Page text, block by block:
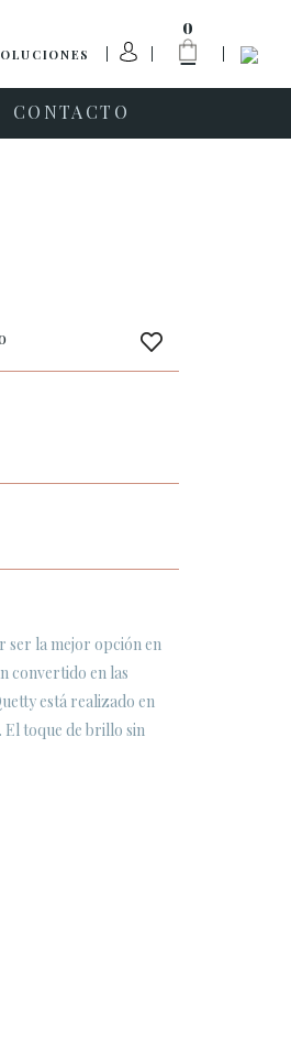
0
CONTACTO
ser la mejor opción en
convertido en las
está realizado en
El toque de brillo sin